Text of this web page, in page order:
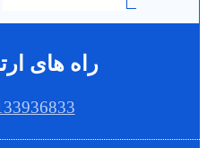
راه های